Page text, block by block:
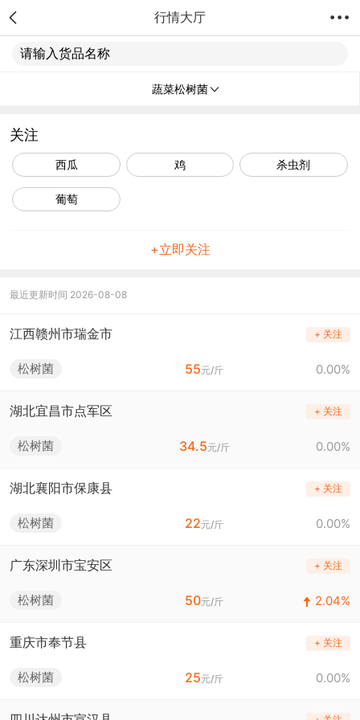
行情大厅
请输入货品名称
蔬菜松树菌
关注
西瓜 鸡 杀虫剂
葡萄
+立即关注
最近更新时间 2026-08-08
江西赣州市瑞金市 + 关注
松树菌 55元/斤 0.00%
湖北宜昌市点军区 + 关注
松树菌 34.5元/斤 0.00%
湖北襄阳市保康县 + 关注
松树菌 22元/斤 0.00%
广东深圳市宝安区 + 关注
松树菌 50元/斤 2.04%
重庆市奉节县 + 关注
松树菌 25元/斤 0.00%